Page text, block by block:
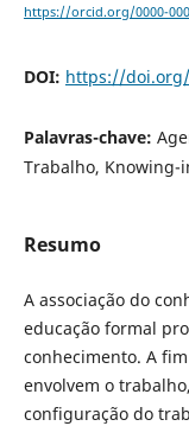
https://orcid.org/0000-
DOI: https://doi.org/
Palavras-chave:
Trabalho, Knowing-
Resumo
A associação do
educação formal
conhecimento. A
envolvem o
configuração do